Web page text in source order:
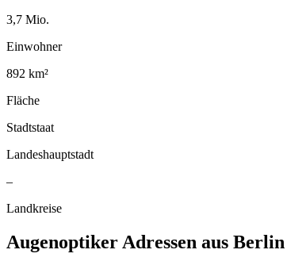
3,7 Mio.
Einwohner
892 km²
Fläche
Stadtstaat
Landeshauptstadt
–
Landkreise
Augenoptiker Adressen aus Berlin